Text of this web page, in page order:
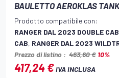
BAULETTO AEROKLAS TANK
Prodotto compatibile con:
RANGER DAL 2023 DOUBLE CAB
CAB, RANGER DAL 2023
Prezzo di listino : 463,60 € 10%
417,24 €IVA INCLUSA